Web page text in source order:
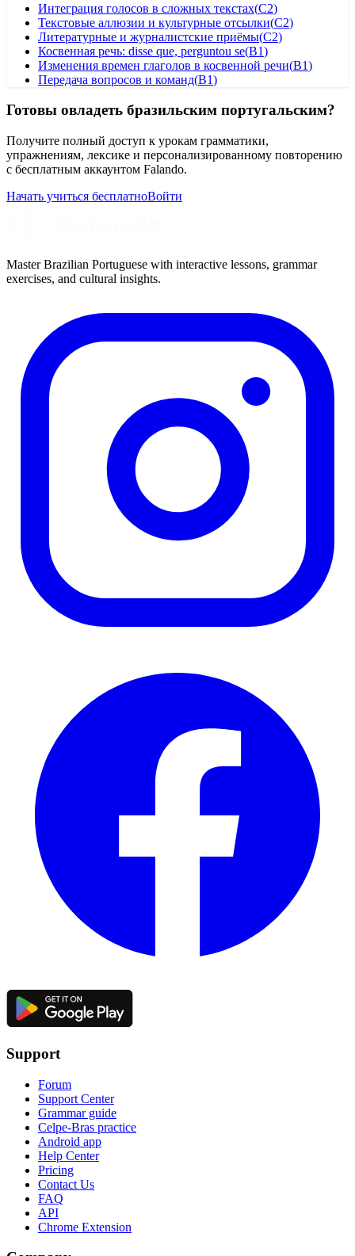
Интеграция голосов в сложных текстах(C2)
Текстовые аллюзии и культурные отсылки(C2)
Литературные и журналистские приёмы(C2)
Косвенная речь: disse que, perguntou se(B1)
Изменения времен глаголов в косвенной речи(B1)
Передача вопросов и команд(B1)
Готовы овладеть бразильским португальским?
Получите полный доступ к урокам грамматики,
упражнениям, лексике и персонализированному повторению
с бесплатным аккаунтом Falando.
Начать учиться бесплатноВойти
Master Brazilian Portuguese with interactive lessons, grammar
exercises, and cultural insights.
Support
Forum
Support Center
Grammar guide
Celpe-Bras practice
Android app
Help Center
Pricing
Contact Us
FAQ
API
Chrome Extension